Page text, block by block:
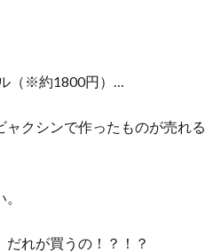
（※約1800円）…
クシンで作ったものが売れる
れが買うの！？！？